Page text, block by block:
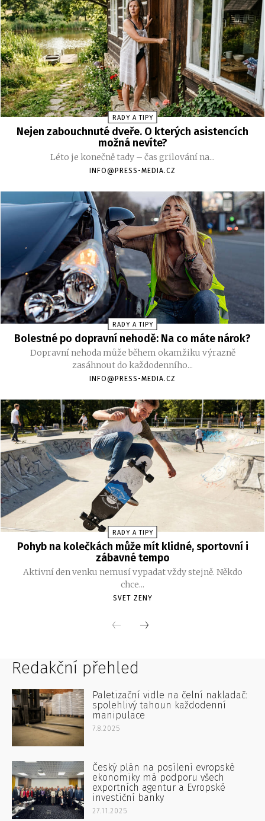
Redakční přehled
Paletizační vidle na čelní nakladač:
spolehlivý tahoun každodenní
manipulace
7.8.2025
Český plán na posílení evropské
ekonomiky má podporu všech
exportních agentur a Evropské
investiční banky
27.11.2025